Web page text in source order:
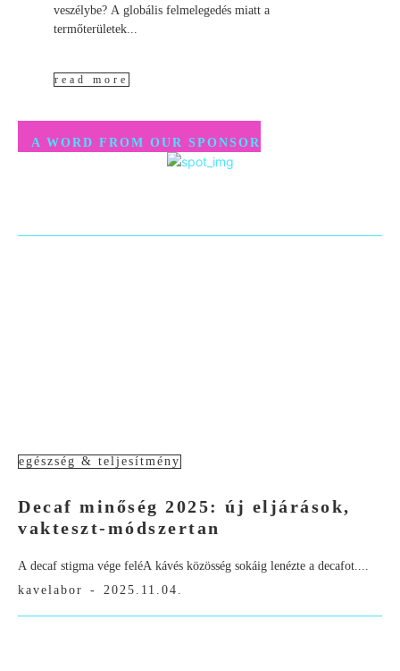
veszélybe? A globális felmelegedés miatt a
termőterületek...
read more
A WORD FROM OUR SPONSOR
egészség & teljesítmény
Decaf minőség 2025: új eljárások,
vakteszt-módszertan
A decaf stigma vége feléA kávés közösség sokáig lenézte a decafot....
kavelabor
- 2025.11.04.